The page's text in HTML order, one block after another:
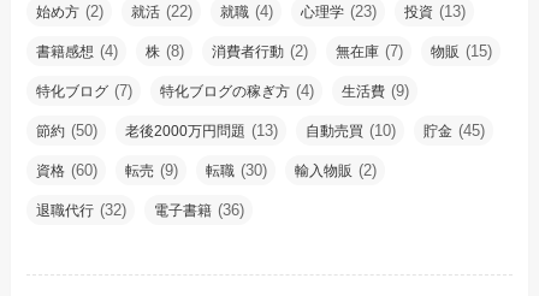
始め方 (2) 就活 (22) 就職 (4) 心理学 (23) 投資 (13)
書籍感想 (4) 株 (8) 消費者行動 (2) 無在庫 (7) 物販 (15)
特化ブログ (7) 特化ブログの稼ぎ方 (4) 生活費 (9)
節約 (50) 老後2000万円問題 (13) 自動売買 (10) 貯金 (45)
資格 (60) 転売 (9) 転職 (30) 輸入物販 (2)
退職代行 (32) 電子書籍 (36)